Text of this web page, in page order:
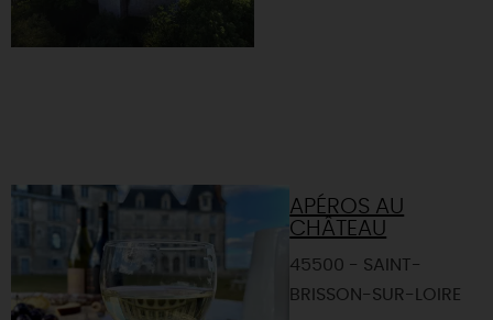
APÉROS AU
CHÂTEAU
45500 - SAINT-
BRISSON-SUR-LOIRE